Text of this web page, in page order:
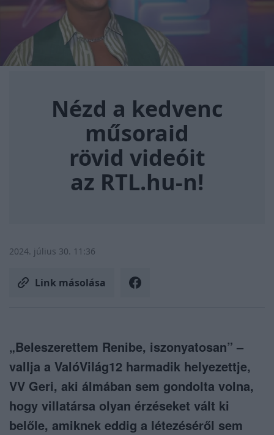
Nézd a kedvenc
műsoraid
rövid videóit
az RTL.hu-n!
2024. július 30. 11:36
Link másolása
„Beleszerettem Renibe, iszonyatosan” –
vallja a ValóVilág12 harmadik helyezettje,
VV Geri, aki álmában sem gondolta volna,
hogy villatársa olyan érzéseket vált ki
belőle, amiknek eddig a létezéséről sem